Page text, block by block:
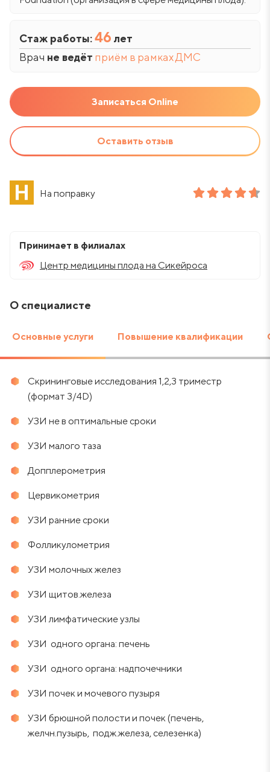
Стаж работы:46 лет
Врач не ведёт приём в рамках ДМС
Записаться Online
Оставить отзыв
На поправку
Принимает в филиалах
Центр медицины плода на Сикейроса
О специалисте
Основные услуги Повышение квалификации
Скрининговые исследования 1,2,3 триместр
(формат 3/4D)
УЗИ не в оптимальные сроки
УЗИ малого таза
Допплерометрия
Цервикометрия
УЗИ ранние сроки
Фолликулометрия
УЗИ молочных желез
УЗИ щитов.железа
УЗИ лимфатические узлы
УЗИ одного органа: печень
УЗИ одного органа: надпочечники
УЗИ почек и мочевого пузыря
УЗИ брюшной полости и почек (печень,
желчн.пузырь, подж.железа, селезенка)